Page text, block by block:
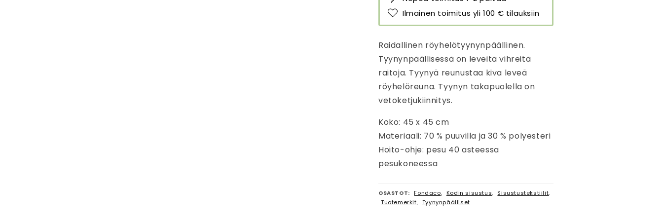
Ilmainen toimitus yli 100 € tilauksiin
Raidallinen röyhelötyynynpäällinen.
Tyynynpäällisessä on leveitä vihreitä
raitoja. Tyynyä reunustaa kiva leveä
röyhelöreuna. Tyynyn takapuolella on
vetoketjukiinnitys.
Koko: 45 x 45 cm
Materiaali: 70 % puuvilla ja 30 % polyesteri
Hoito-ohje: pesu 40 asteessa
pesukoneessa
OSASTOT: Fondaco, Kodin sisustus, Sisustustekstiilit,
Tuotemerkit, Tyynynpäälliset